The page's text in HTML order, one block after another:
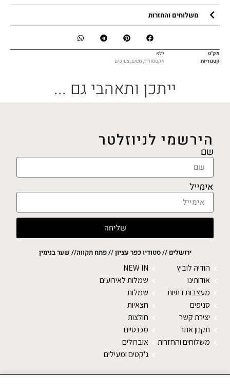
משלוחים והחזרות
מק"ט
ללא
קטגוריות
אקססוריז, נשים,צעיפים
ייתכן ותאהבי גם ...
הירשמי לניוזלטר
שם
אימייל
שליחה
ירושלים // סטודיו כפר עציון // פתח תקווה// שער בנימין
הודיה לוביץ
אודותינו
מעצבות דתיות
סניפים
יצירת קשר
תקנון אתר
משלוחים והחזרות
NEW IN
שמלות לאירועים
שמלות
חצאיות
חולצות
מכנסיים
אוברולים
ג'קטים ומעילים
SALE